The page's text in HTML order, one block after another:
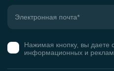
Нажимая кнопку, вы даете
информационных и